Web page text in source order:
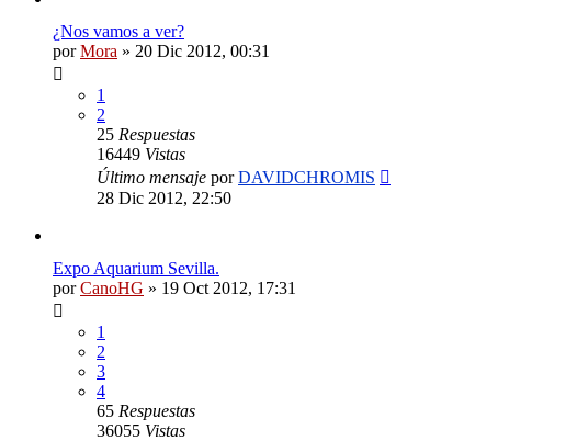
¿Nos vamos a ver?
porMora » 20 Dic 2012, 00:31
1
2
25 Respuestas
16449 Vistas
Último mensaje porDAVIDCHROMIS
28 Dic 2012, 22:50
Expo Aquarium Sevilla.
porCanoHG » 19 Oct 2012, 17:31
1
2
3
4
65 Respuestas
36055 Vistas